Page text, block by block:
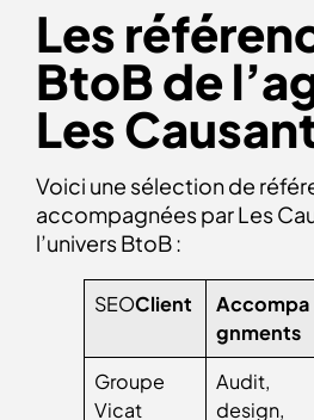
Les
BtoB de
Les
Voici une sélection de
accompagnées par Les
l’univers BtoB :
SEOClient
Accompa
gnments
Groupe
Vicat
Audit,
design,